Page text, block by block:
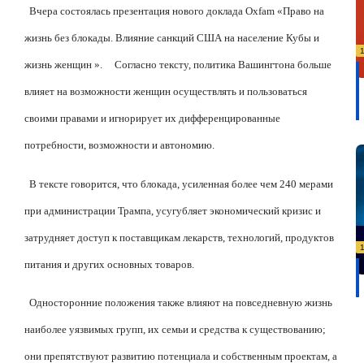
Вчера состоялась презентация нового доклада Oxfam «Право на
жизнь без блокады. Влияние санкций США на население Кубы и
жизнь женщин ». Согласно тексту, политика Вашингтона больше
влияет на возможности женщин осуществлять и пользоваться
своими правами и игнорирует их дифференцированные
потребности, возможности и автономию.
В тексте говорится, что блокада, усиленная более чем 240 мерами
при администрации Трампа, усугубляет экономический кризис и
затрудняет доступ к поставщикам лекарств, технологий, продуктов
питания и других основных товаров.
Односторонние положения также влияют на повседневную жизнь
наиболее уязвимых групп, их семьи и средства к существованию;
они препятствуют развитию потенциала и собственным проектам, а